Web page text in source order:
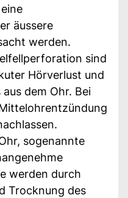
äussere
werden.
sind
Hörverlust und
dem Ohr. Bei
sogenannte
werden durch
Trocknung des